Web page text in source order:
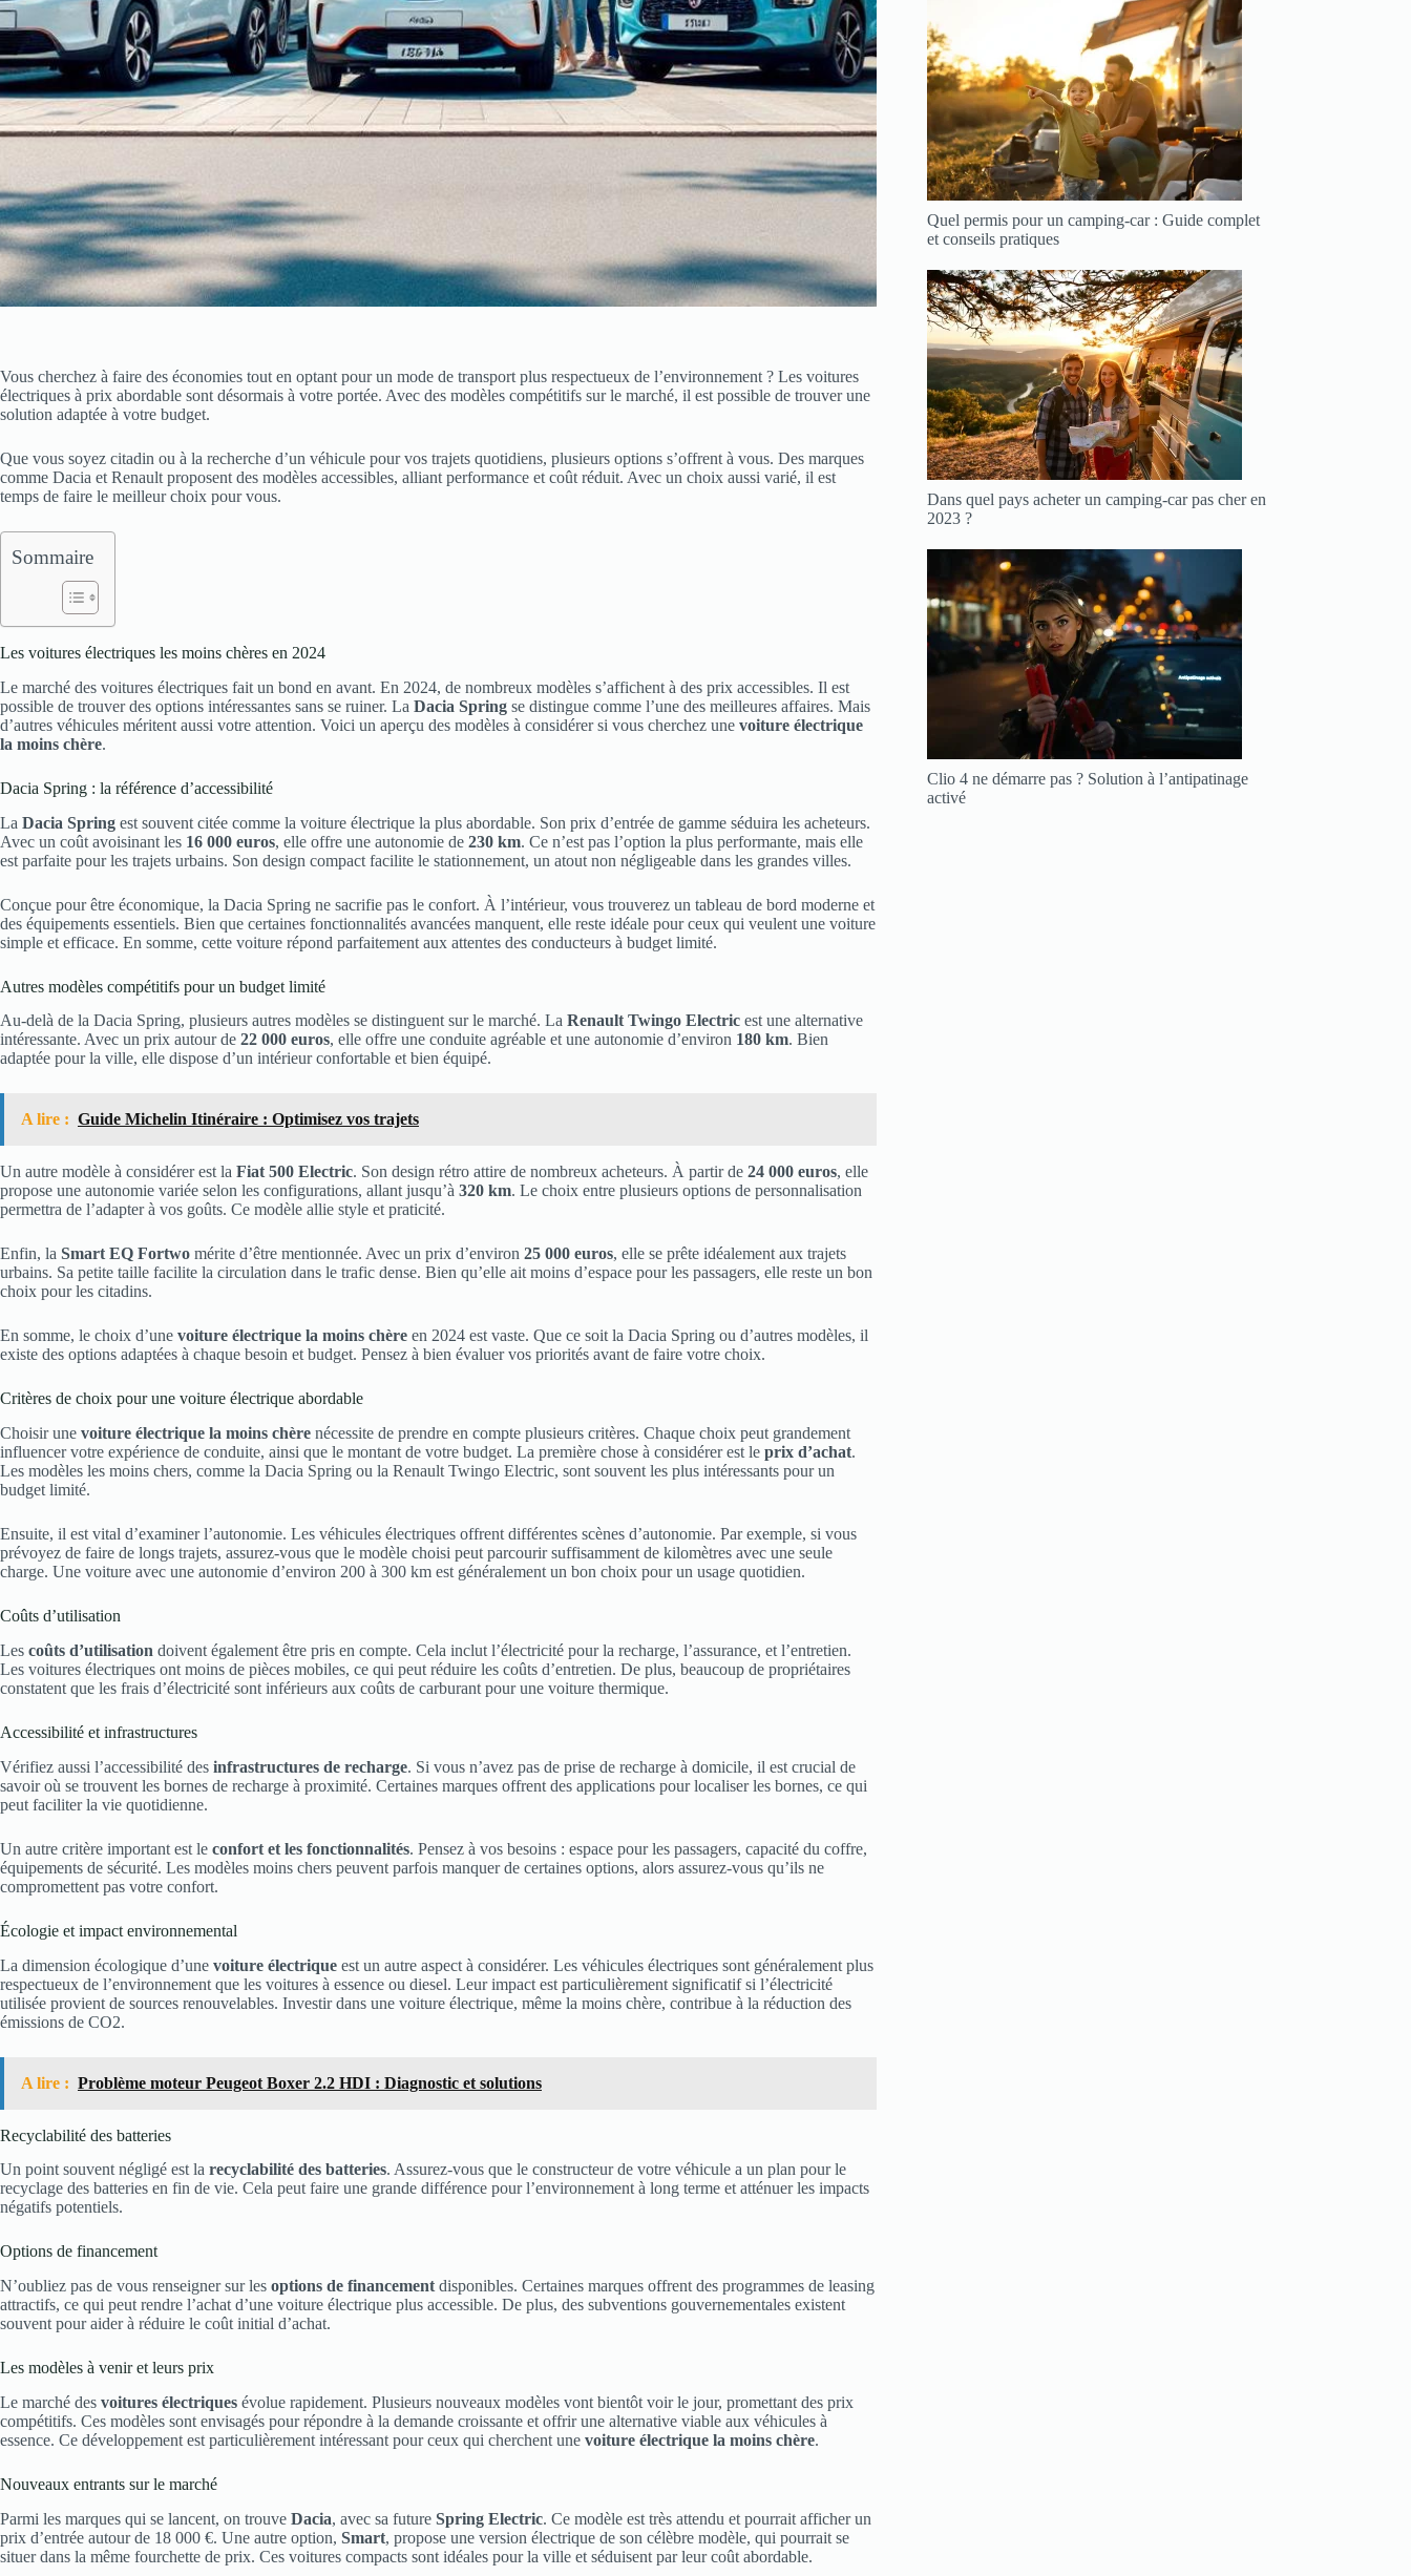
Vous cherchez à faire des économies tout en optant pour un mode de transport plus respectueux de l’environnement ? Les voitures
électriques à prix abordable sont désormais à votre portée. Avec des modèles compétitifs sur le marché, il est possible de trouver une
solution adaptée à votre budget.
Que vous soyez citadin ou à la recherche d’un véhicule pour vos trajets quotidiens, plusieurs options s’offrent à vous. Des marques
comme Dacia et Renault proposent des modèles accessibles, alliant performance et coût réduit. Avec un choix aussi varié, il est
temps de faire le meilleur choix pour vous.
Sommaire
Les voitures électriques les moins chères en 2024
Le marché des voitures électriques fait un bond en avant. En 2024, de nombreux modèles s’affichent à des prix accessibles. Il est
possible de trouver des options intéressantes sans se ruiner. La Dacia Spring se distingue comme l’une des meilleures affaires. Mais
d’autres véhicules méritent aussi votre attention. Voici un aperçu des modèles à considérer si vous cherchez une voiture électrique
la moins chère.
Dacia Spring : la référence d’accessibilité
La Dacia Spring est souvent citée comme la voiture électrique la plus abordable. Son prix d’entrée de gamme séduira les acheteurs.
Avec un coût avoisinant les 16 000 euros, elle offre une autonomie de 230 km. Ce n’est pas l’option la plus performante, mais elle
est parfaite pour les trajets urbains. Son design compact facilite le stationnement, un atout non négligeable dans les grandes villes.
Conçue pour être économique, la Dacia Spring ne sacrifie pas le confort. À l’intérieur, vous trouverez un tableau de bord moderne et
des équipements essentiels. Bien que certaines fonctionnalités avancées manquent, elle reste idéale pour ceux qui veulent une voiture
simple et efficace. En somme, cette voiture répond parfaitement aux attentes des conducteurs à budget limité.
Autres modèles compétitifs pour un budget limité
Au-delà de la Dacia Spring, plusieurs autres modèles se distinguent sur le marché. La Renault Twingo Electric est une alternative
intéressante. Avec un prix autour de 22 000 euros, elle offre une conduite agréable et une autonomie d’environ 180 km. Bien
adaptée pour la ville, elle dispose d’un intérieur confortable et bien équipé.
A lire : Guide Michelin Itinéraire : Optimisez vos trajets
Un autre modèle à considérer est la Fiat 500 Electric. Son design rétro attire de nombreux acheteurs. À partir de 24 000 euros, elle
propose une autonomie variée selon les configurations, allant jusqu’à 320 km. Le choix entre plusieurs options de personnalisation
permettra de l’adapter à vos goûts. Ce modèle allie style et praticité.
Enfin, la Smart EQ Fortwo mérite d’être mentionnée. Avec un prix d’environ 25 000 euros, elle se prête idéalement aux trajets
urbains. Sa petite taille facilite la circulation dans le trafic dense. Bien qu’elle ait moins d’espace pour les passagers, elle reste un bon
choix pour les citadins.
En somme, le choix d’une voiture électrique la moins chère en 2024 est vaste. Que ce soit la Dacia Spring ou d’autres modèles, il
existe des options adaptées à chaque besoin et budget. Pensez à bien évaluer vos priorités avant de faire votre choix.
Critères de choix pour une voiture électrique abordable
Choisir une voiture électrique la moins chère nécessite de prendre en compte plusieurs critères. Chaque choix peut grandement
influencer votre expérience de conduite, ainsi que le montant de votre budget. La première chose à considérer est le prix d’achat.
Les modèles les moins chers, comme la Dacia Spring ou la Renault Twingo Electric, sont souvent les plus intéressants pour un
budget limité.
Ensuite, il est vital d’examiner l’autonomie. Les véhicules électriques offrent différentes scènes d’autonomie. Par exemple, si vous
prévoyez de faire de longs trajets, assurez-vous que le modèle choisi peut parcourir suffisamment de kilomètres avec une seule
charge. Une voiture avec une autonomie d’environ 200 à 300 km est généralement un bon choix pour un usage quotidien.
Coûts d’utilisation
Les coûts d’utilisation doivent également être pris en compte. Cela inclut l’électricité pour la recharge, l’assurance, et l’entretien.
Les voitures électriques ont moins de pièces mobiles, ce qui peut réduire les coûts d’entretien. De plus, beaucoup de propriétaires
constatent que les frais d’électricité sont inférieurs aux coûts de carburant pour une voiture thermique.
Accessibilité et infrastructures
Vérifiez aussi l’accessibilité des infrastructures de recharge. Si vous n’avez pas de prise de recharge à domicile, il est crucial de
savoir où se trouvent les bornes de recharge à proximité. Certaines marques offrent des applications pour localiser les bornes, ce qui
peut faciliter la vie quotidienne.
Un autre critère important est le confort et les fonctionnalités. Pensez à vos besoins : espace pour les passagers, capacité du coffre,
équipements de sécurité. Les modèles moins chers peuvent parfois manquer de certaines options, alors assurez-vous qu’ils ne
compromettent pas votre confort.
Écologie et impact environnemental
La dimension écologique d’une voiture électrique est un autre aspect à considérer. Les véhicules électriques sont généralement plus
respectueux de l’environnement que les voitures à essence ou diesel. Leur impact est particulièrement significatif si l’électricité
utilisée provient de sources renouvelables. Investir dans une voiture électrique, même la moins chère, contribue à la réduction des
émissions de CO2.
A lire : Problème moteur Peugeot Boxer 2.2 HDI : Diagnostic et solutions
Recyclabilité des batteries
Un point souvent négligé est la recyclabilité des batteries. Assurez-vous que le constructeur de votre véhicule a un plan pour le
recyclage des batteries en fin de vie. Cela peut faire une grande différence pour l’environnement à long terme et atténuer les impacts
négatifs potentiels.
Options de financement
N’oubliez pas de vous renseigner sur les options de financement disponibles. Certaines marques offrent des programmes de leasing
attractifs, ce qui peut rendre l’achat d’une voiture électrique plus accessible. De plus, des subventions gouvernementales existent
souvent pour aider à réduire le coût initial d’achat.
Les modèles à venir et leurs prix
Le marché des voitures électriques évolue rapidement. Plusieurs nouveaux modèles vont bientôt voir le jour, promettant des prix
compétitifs. Ces modèles sont envisagés pour répondre à la demande croissante et offrir une alternative viable aux véhicules à
essence. Ce développement est particulièrement intéressant pour ceux qui cherchent une voiture électrique la moins chère.
Nouveaux entrants sur le marché
Parmi les marques qui se lancent, on trouve Dacia, avec sa future Spring Electric. Ce modèle est très attendu et pourrait afficher un
prix d’entrée autour de 18 000 €. Une autre option, Smart, propose une version électrique de son célèbre modèle, qui pourrait se
situer dans la même fourchette de prix. Ces voitures compacts sont idéales pour la ville et séduisent par leur coût abordable.
Quel permis pour un camping-car : Guide complet
et conseils pratiques
Dans quel pays acheter un camping-car pas cher en
2023 ?
Clio 4 ne démarre pas ? Solution à l’antipatinage
activé